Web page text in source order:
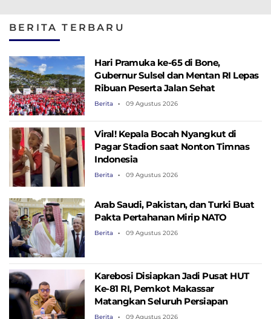
BERITA TERBARU
Hari Pramuka ke-65 di Bone,
Gubernur Sulsel dan Mentan RI Lepas
Ribuan Peserta Jalan Sehat
Berita 09 Agustus 2026
Viral! Kepala Bocah Nyangkut di
Pagar Stadion saat Nonton Timnas
Indonesia
Berita 09 Agustus 2026
Arab Saudi, Pakistan, dan Turki Buat
Pakta Pertahanan Mirip NATO
Berita 09 Agustus 2026
Karebosi Disiapkan Jadi Pusat HUT
Ke-81 RI, Pemkot Makassar
Matangkan Seluruh Persiapan
Berita 09 Agustus 2026